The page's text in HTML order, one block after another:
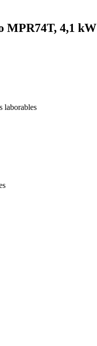
MPR74T, 4,1 kW
laborables